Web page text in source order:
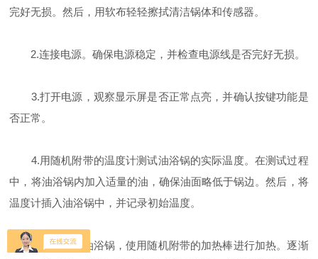
完好无损。然后，用软布轻轻擦拭清洁锅体和传感器。
2.连接电源。确保电源稳定，并检查电源线是否完好无损。
3.打开电源，观察显示屏是否正常点亮，并确认按键功能是
否正常。
4.用随机附带的温度计测试油浴锅的实际温度。在测试过程
中，将油浴锅内加入适量的油，确保油面略低于锅边。然后，将
温度计插入油浴锅中，并记录初始温度。
5.开始加热油浴锅，使用随机附带的加热棒进行加热。逐渐